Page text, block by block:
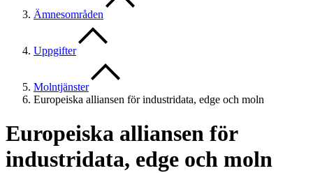
Ämnesområden
Uppgifter
Molntjänster
Europeiska alliansen för industridata, edge och moln
Europeiska alliansen för
industridata, edge och moln